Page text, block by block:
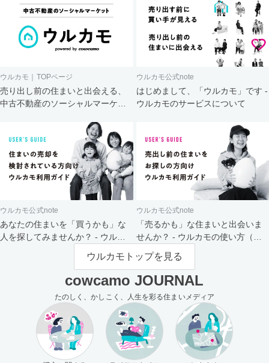
ウルカモ｜TOPページ
売り出し前の住まいと出会える、
中古不動産のソーシャルマーケッ
ウルカモ公式note
はじめまして、「ウルカモ」です -
ウルカモのサービスについて
ウルカモ公式note
あなたの住まいを「買うかも」な
人を探してみませんか？ - ウルカ
ウルカモ公式note
「売るかも」な住まいと出会いま
せんか？ - ウルカモの使い方（買
主さま向け）
ウルカモトップを見る
cowcamo JOURNAL
たのしく、かしこく、人生を彩る住まいメディア